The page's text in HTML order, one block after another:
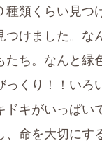
種類くらい見つ
つけました。な
たち。なんと緑
っくり！！いろ
ドキがいっぱい
、命を大切にす